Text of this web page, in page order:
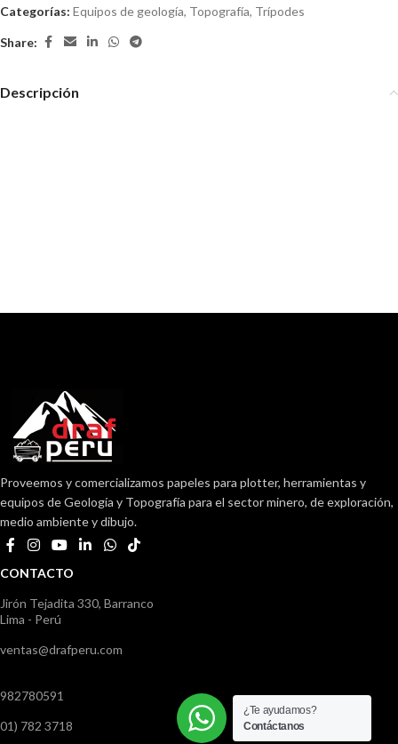
Categorías: Equipos de geología, Topografía, Trípodes
Share:
Descripción
Proveemos y comercializamos papeles para plotter, herramientas y
equipos de Geología y Topografía para el sector minero, de exploración,
medio ambiente y dibujo.
CONTACTO
Jirón Tejadita 330, Barranco
Lima - Perú
ventas@drafperu.com
982780591
01) 782 3718
¿Te ayudamos?
Contáctanos